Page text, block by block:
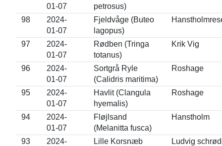
01-07
petrosus)
98
2024-
01-07
Fjeldvåge (Buteo
lagopus)
97
2024-
01-07
Rødben (Tringa
totanus)
Krik Vig
96
2024-
01-07
Sortgrå Ryle
(Calidris maritima)
Roshage
95
2024-
01-07
Havlit (Clangula
hyemalis)
Roshage
94
2024-
01-07
Fløjlsand
(Melanitta fusca)
Hanstholm
93
2024-
Lille Korsnæb
Ludvig